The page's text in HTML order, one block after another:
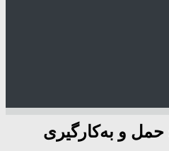
حمل و به‌کارگیری